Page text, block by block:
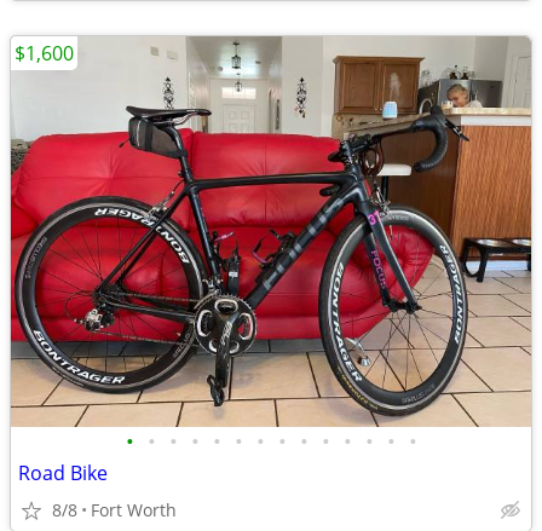
• • • • • • • • • • • • • •
Road Bike
8/8 Fort Worth
$1,600